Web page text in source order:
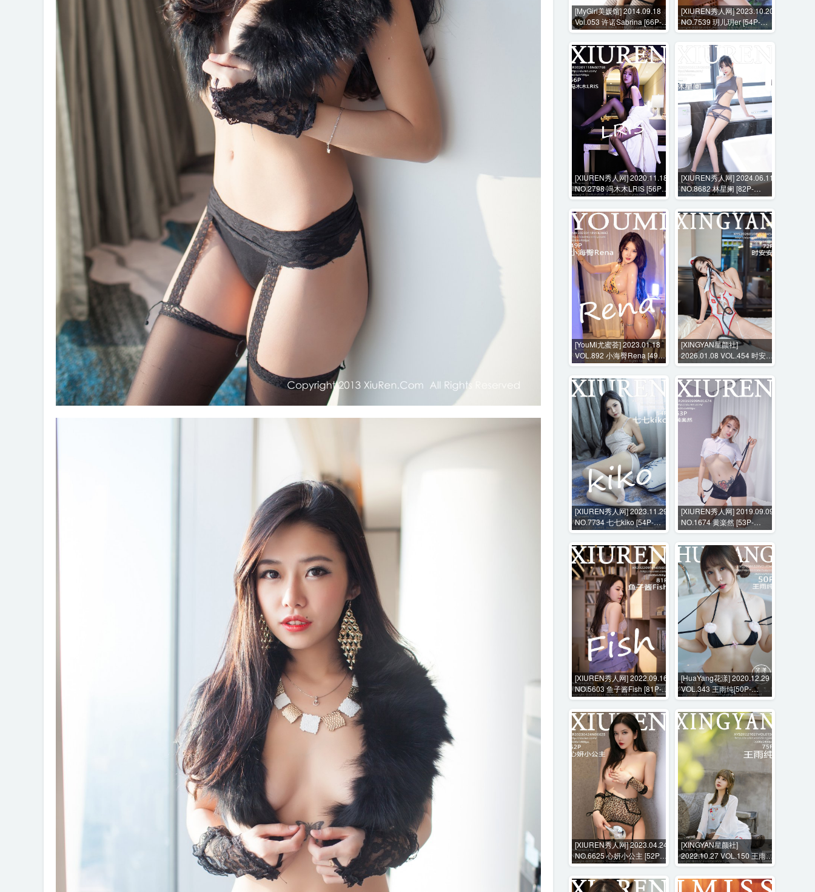
[MyGirl美媛馆] 2014.09.18
Vol.053 许诺Sabrina [66P-
244MB]
[XIUREN秀人网] 2023.10.20
NO.7539 玥儿玥er [54P-
527MB]
[XIUREN秀人网] 2020.11.18
NO.2798 冯木木LRIS [56P-
597MB]
[XIUREN秀人网] 2024.06.11
NO.8682 林星阑 [82P-
538MB]
[YouMi尤蜜荟] 2023.01.18
VOL.892 小海臀Rena [49P-
452MB]
[XINGYAN星颜社]
2026.01.08 VOL.454 时安安
[72P-744MB]
[XIUREN秀人网] 2023.11.29
NO.7734 七七kiko [54P-
512MB]
[XIUREN秀人网] 2019.09.09
NO.1674 黄楽然 [53P-
163MB]
[XIUREN秀人网] 2022.09.16
NO.5603 鱼子酱Fish [81P-
761MB]
[HuaYang花漾] 2020.12.29
VOL.343 王雨纯[50P-
511MB]
[XIUREN秀人网] 2023.04.24
NO.6625 心妍小公主 [52P-
493MB]
[XINGYAN星颜社]
2022.10.27 VOL.150 王雨纯
[75P-823MB]